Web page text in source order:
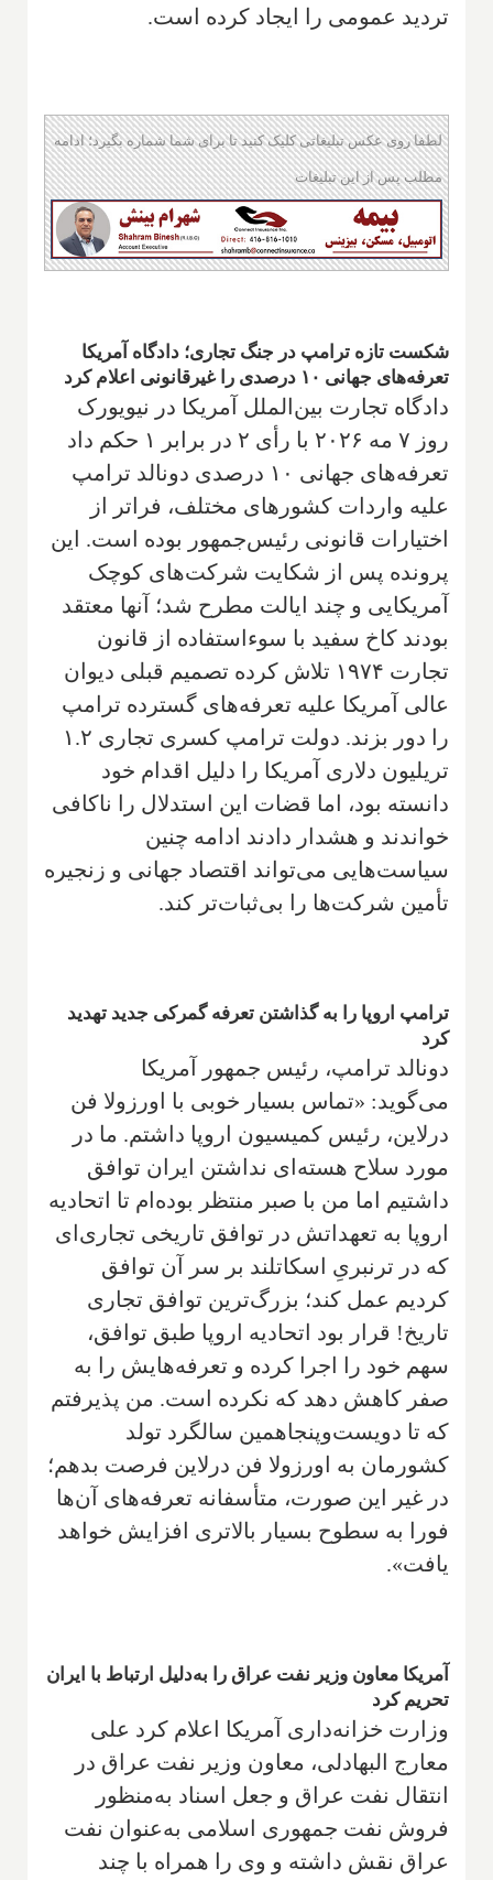
تردید عمومی را ایجاد کرده است.
لطفا روی عکس تبلیغاتی کلیک کنید تا برای شما شماره بگیرد؛ ادامه
مطلب پس از این تبلیغات
شکست تازه ترامپ در جنگ تجاری؛ دادگاه آمریکا
تعرفه‌های جهانی ۱۰ درصدی را غیرقانونی اعلام کرد
دادگاه تجارت بین‌الملل آمریکا در نیویورک
روز ۷ مه ۲۰۲۶ با رأی ۲ در برابر ۱ حکم داد
تعرفه‌های جهانی ۱۰ درصدی دونالد ترامپ
علیه واردات کشورهای مختلف، فراتر از
اختیارات قانونی رئیس‌جمهور بوده است. این
پرونده پس از شکایت شرکت‌های کوچک
آمریکایی و چند ایالت مطرح شد؛ آنها معتقد
بودند کاخ سفید با سوءاستفاده از قانون
تجارت ۱۹۷۴ تلاش کرده تصمیم قبلی دیوان
عالی آمریکا علیه تعرفه‌های گسترده ترامپ
را دور بزند. دولت ترامپ کسری تجاری ۱.۲
تریلیون دلاری آمریکا را دلیل اقدام خود
دانسته بود، اما قضات این استدلال را ناکافی
خواندند و هشدار دادند ادامه چنین
سیاست‌هایی می‌تواند اقتصاد جهانی و زنجیره
تأمین شرکت‌ها را بی‌ثبات‌تر کند.
ترامپ اروپا را به گذاشتن تعرفه گمرکی جدید تهدید
کرد
دونالد ترامپ، رئیس جمهور آمریکا
می‌گوید: «تماس بسیار خوبی با اورزولا فن
درلاین، رئیس کمیسیون اروپا داشتم. ما در
مورد سلاح هسته‌ای نداشتن ایران توافق
داشتیم اما من با صبر منتظر بوده‌ام تا اتحادیه
اروپا به تعهداتش در توافق تاریخی تجاری‌ای
که در ترنبریِ اسکاتلند بر سر آن توافق
کردیم عمل کند؛ بزرگ‌ترین توافق تجاری
تاریخ! قرار بود اتحادیه اروپا طبق توافق،
سهم خود را اجرا کرده و تعرفه‌هایش را به
صفر کاهش دهد که نکرده است. من پذیرفتم
که تا دویست‌وپنجاهمین سالگرد تولد
کشورمان به اورزولا فن درلاین فرصت بدهم؛
در غیر این صورت، متأسفانه تعرفه‌های آن‌ها
فورا به سطوح بسیار بالاتری افزایش خواهد
یافت».
آمریکا معاون وزیر نفت عراق را به‌دلیل ارتباط با ایران
تحریم کرد
وزارت خزانه‌داری آمریکا اعلام کرد علی
معارج البهادلی، معاون وزیر نفت عراق در
انتقال نفت عراق و جعل اسناد به‌منظور
فروش نفت جمهوری اسلامی به‌عنوان نفت
عراق نقش داشته و وی را همراه با چند